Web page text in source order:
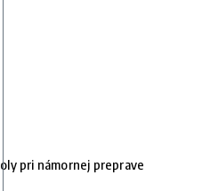
pri námornej preprave